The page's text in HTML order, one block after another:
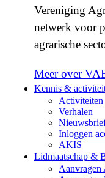
Vereniging
netwerk voor
agrarische
Meer over
Kennis &
Activiteiten
Verhalen
Inloggen
AKIS
Lidmaatschap &